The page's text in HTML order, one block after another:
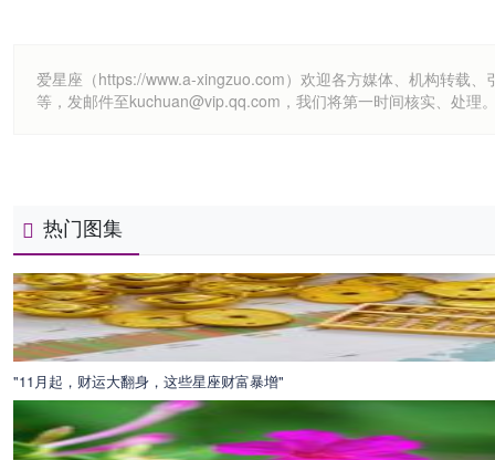
爱星座（https://www.a-xingzuo.com）欢迎各方媒体、机构转载
等，发邮件至kuchuan@vip.qq.com，我们将第一时间核实、处理
热门图集
"11月起，财运大翻身，这些星座财富暴增"